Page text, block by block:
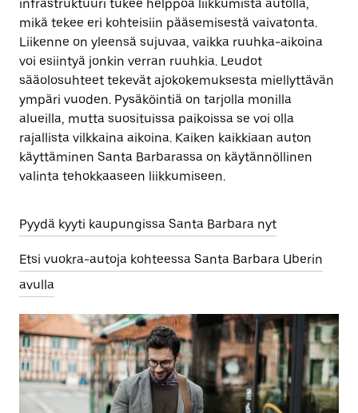
infrastruktuuri tukee helppoa liikkumista autolla,
mikä tekee eri kohteisiin pääsemisestä vaivatonta.
Liikenne on yleensä sujuvaa, vaikka ruuhka-aikoina
voi esiintyä jonkin verran ruuhkia. Leudot
sääolosuhteet tekevät ajokokemuksesta miellyttävän
ympäri vuoden. Pysäköintiä on tarjolla monilla
alueilla, mutta suosituissa paikoissa se voi olla
rajallista vilkkaina aikoina. Kaiken kaikkiaan auton
käyttäminen Santa Barbarassa on käytännöllinen
valinta tehokkaaseen liikkumiseen.
Pyydä kyyti kaupungissa Santa Barbara nyt
Etsi vuokra-autoja kohteessa Santa Barbara Uberin
avulla